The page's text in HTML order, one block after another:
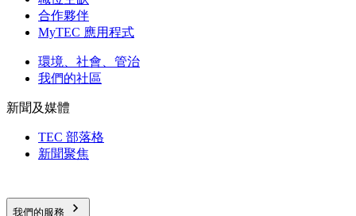
合作夥伴
MyTEC 應用程式
環境、社會、管治
我們的社區
新聞及媒體
TEC 部落格
新聞聚焦
我們的服務